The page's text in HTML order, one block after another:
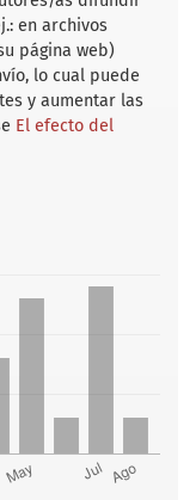
en archivos
página web)
lo cual puede
y aumentar las
El efecto del